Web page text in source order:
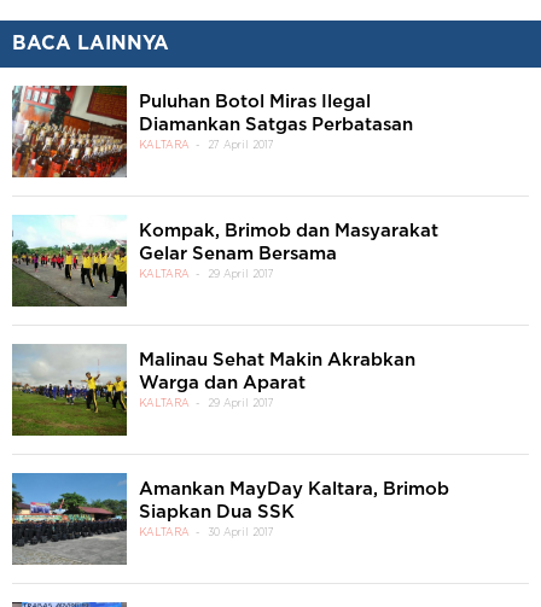
BACA LAINNYA
Puluhan Botol Miras Ilegal
Diamankan Satgas Perbatasan
KALTARA 27 April 2017
Kompak, Brimob dan Masyarakat
Gelar Senam Bersama
KALTARA 29 April 2017
Malinau Sehat Makin Akrabkan
Warga dan Aparat
KALTARA 29 April 2017
Amankan MayDay Kaltara, Brimob
Siapkan Dua SSK
KALTARA 30 April 2017